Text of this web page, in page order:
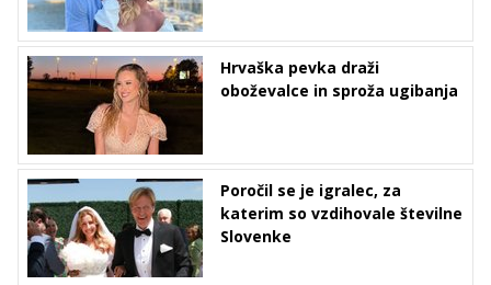
Hrvaška pevka draži
oboževalce in sproža ugibanja
Poročil se je igralec, za
katerim so vzdihovale številne
Slovenke